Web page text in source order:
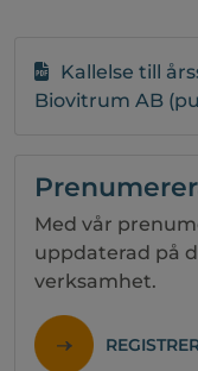
Kallelse till
Biovitrum AB
Med vår
uppdaterad på
verksamhet.